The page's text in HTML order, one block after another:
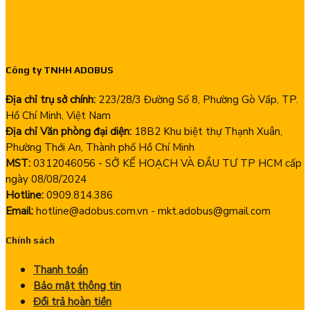
Công ty TNHH ADOBUS
Địa chỉ trụ sở chính: 223/28/3 Đường Số 8, Phường Gò Vấp, TP.
Hồ Chí Minh, Việt Nam
Địa chỉ Văn phòng đại diện: 18B2 Khu biệt thự Thạnh Xuân,
Phường Thới An, Thành phố Hồ Chí Minh
MST: 0312046056 - SỞ KẾ HOẠCH VÀ ĐẦU TƯ TP HCM cấp
ngày 08/08/2024
Hotline: 0909.814.386
Email: hotline@adobus.com.vn - mkt.adobus@gmail.com
Chính sách
Thanh toán
Bảo mật thông tin
Đổi trả hoàn tiền